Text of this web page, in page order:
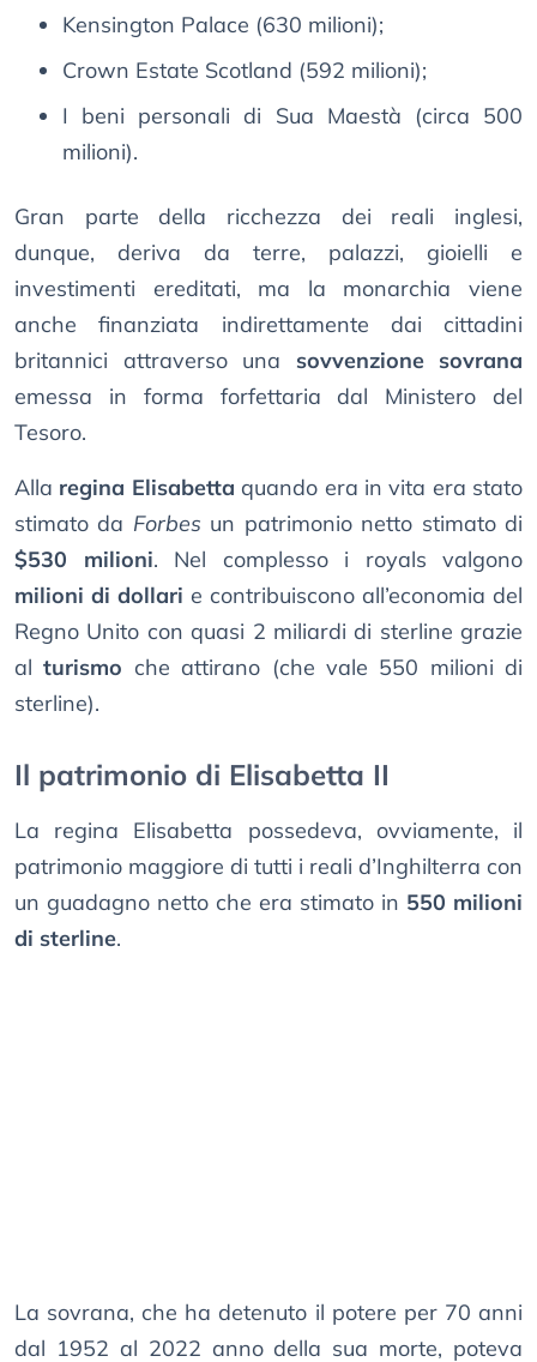
Kensington Palace (630 milioni);
Crown Estate Scotland (592 milioni);
I beni personali di Sua Maestà (circa 500
milioni).
Gran parte della ricchezza dei reali inglesi,
dunque, deriva da terre, palazzi, gioielli e
investimenti ereditati, ma la monarchia viene
anche finanziata indirettamente dai cittadini
britannici attraverso una sovvenzione sovrana
emessa in forma forfettaria dal Ministero del
Tesoro.
Alla regina Elisabetta quando era in vita era stato
stimato da Forbes un patrimonio netto stimato di
$530 milioni. Nel complesso i royals valgono
milioni di dollari e contribuiscono all’economia del
Regno Unito con quasi 2 miliardi di sterline grazie
alturismo che attirano (che vale 550 milioni di
sterline).
Il patrimonio di Elisabetta II
La regina Elisabetta possedeva, ovviamente, il
patrimonio maggiore di tutti i reali d’Inghilterra con
un guadagno netto che era stimato in 550 milioni
di sterline.
La sovrana, che ha detenuto il potere per 70 anni
dal 1952 al 2022 anno della sua morte, poteva